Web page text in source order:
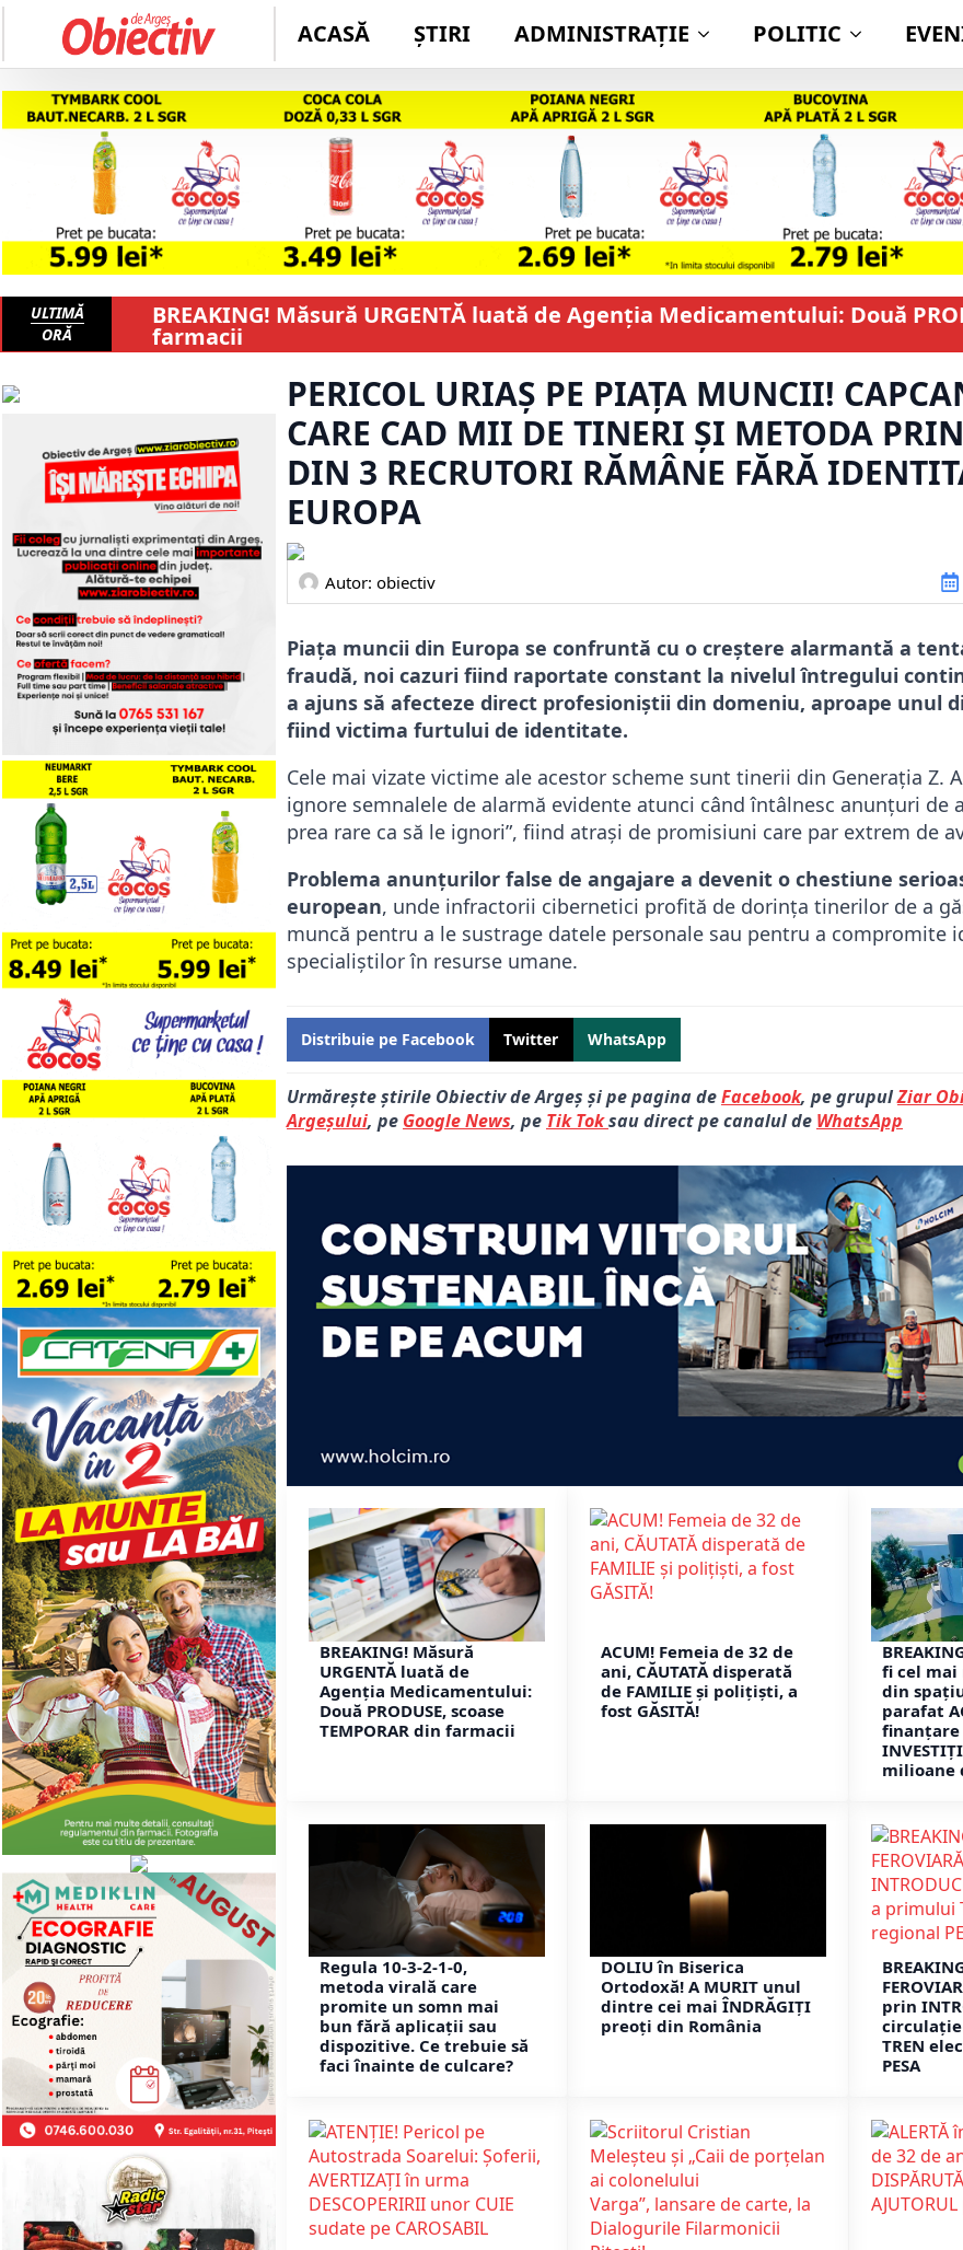
ACASĂ ȘTIRI ADMINISTRAŢIE POLITIC
ULTIMĂ
ORĂ
BREAKING! Măsură URGENTĂ luată de Agenția Medicamentului: Două
farmacii
PERICOL URIAȘ PE PIAȚA MUNCII!
CARE CAD MII DE TINERI ȘI METODA
DIN 3 RECRUTORI RĂMÂNE FĂRĂ
EUROPA
Autor: obiectiv
Piața muncii din Europa se confruntă cu o creștere alarmantă a
fraudă, noi cazuri fiind raportate constant la nivelul întregului
a ajuns să afecteze direct profesioniștii din domeniu, aproape unul
fiind victima furtului de identitate.
Cele mai vizate victime ale acestor scheme sunt tinerii din Generația Z.
ignore semnalele de alarmă evidente atunci când întâlnesc anunțuri de
prea rare ca să le ignori”, fiind atrași de promisiuni care par extrem de
Problema anunțurilor false de angajare a devenit o chestiune
european, unde infractorii cibernetici profită de dorința tinerilor de a
muncă pentru a le sustrage datele personale sau pentru a compromite
specialiștilor în resurse umane.
Distribuie pe Facebook Twitter WhatsApp
Urmărește știrile Obiectiv de Argeș și pe pagina deFacebook, pe grupulZiar
Argeșului, pe Google News, pe Tik Toksau direct pe canalul de WhatsApp
BREAKING! Măsură
URGENTĂ luată de
Agenția Medicamentului:
Două PRODUSE, scoase
TEMPORAR din farmacii
ACUM! Femeia de 32 de
ani, CĂUTATĂ disperată
de FAMILIE și polițiști, a
fost GĂSITĂ!
fi cel mai
din
parafat
finanțare
milioane
Regula 10-3-2-1-0,
metoda virală care
promite un somn mai
bun fără aplicații sau
dispozitive. Ce trebuie să
faci înainte de culcare?
DOLIU în Biserica
Ortodoxă! A MURIT unul
dintre cei mai ÎNDRĂGIȚI
preoți din România
prin
TREN
PESA